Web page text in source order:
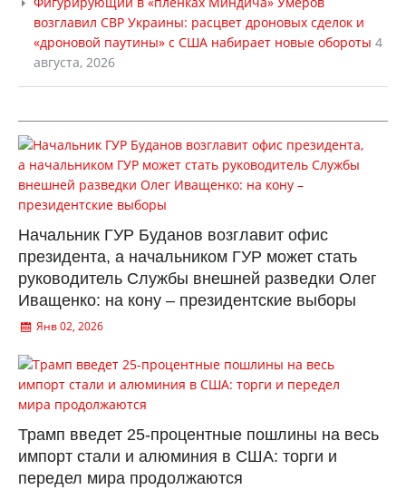
возглавил СВР Украины: расцвет дроновых сделок и
«дроновой паутины» с США набирает новые обороты 4
августа, 2026
Начальник ГУР Буданов возглавит офис
президента, а начальником ГУР может стать
руководитель Службы внешней разведки Олег
Иващенко: на кону – президентские выборы
Янв 02, 2026
Трамп введет 25-процентные пошлины на весь
импорт стали и алюминия в США: торги и
передел мира продолжаются